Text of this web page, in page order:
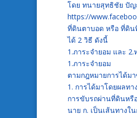
โดย ทนายสุทธิชัย ปั
https://
ที่ดินตาบอด หรือ ที่ดิน
ได้ 2 วิธี ดังนี้
1.ภาระจำยอม และ 2.
1.ภาระจำยอม
ตามกฎหมายการได้ม
1. การได้มาโดยผลท
การขับรถผ่านที่ดินหรื
นาย ก. เป็นเส้นทางใ